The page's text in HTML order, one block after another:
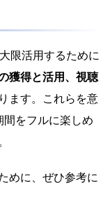
限活用するために
獲得と活用、視聴
ます。これらを意
をフルに楽しめ
めに、ぜひ参考に